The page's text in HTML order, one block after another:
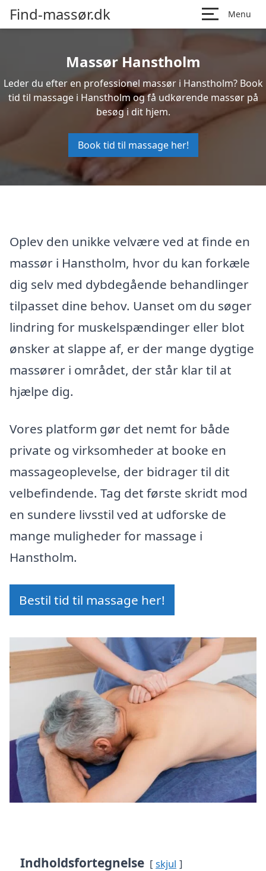
Find-massør.dk Menu
Massør Hanstholm
Leder du efter en professionel massør i Hanstholm? Book
tid til massage i Hanstholm og få udkørende massør på
besøg i dit hjem.
Book tid til massage her!
Oplev den unikke velvære ved at finde en
massør i Hanstholm, hvor du kan forkæle
dig selv med dybdegående behandlinger
tilpasset dine behov. Uanset om du søger
lindring for muskelspændinger eller blot
ønsker at slappe af, er der mange dygtige
massører i området, der står klar til at
hjælpe dig.
Vores platform gør det nemt for både
private og virksomheder at booke en
massageoplevelse, der bidrager til dit
velbefindende. Tag det første skridt mod
en sundere livsstil ved at udforske de
mange muligheder for massage i
Hanstholm.
Bestil tid til massage her!
Indholdsfortegnelse skjul